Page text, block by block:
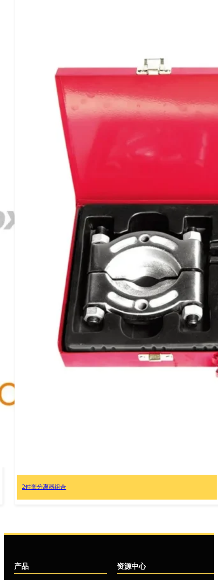
破帽机
产品 资源中心